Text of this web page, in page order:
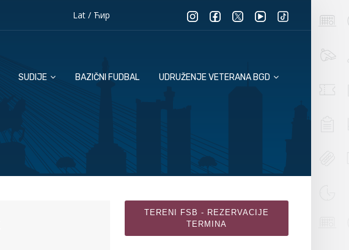
Lat/ Ћир
SUDIJE BAZIČNI FUDBAL UDRUŽENJE VETERANA BGD
TERENI FSB - REZERVACIJE
TERMINA